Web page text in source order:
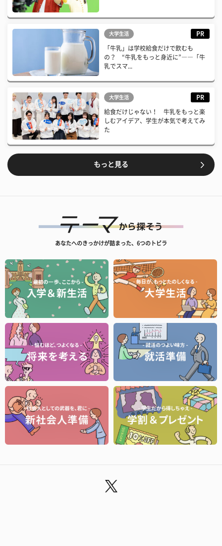
大学生活 PR
「牛乳」は学校給食だけで飲むも
の？ “牛乳をもっと身近に”――「牛
乳でスマ...
大学生活 PR
給食だけじゃない！ 牛乳をもっと楽
しむアイデア、学生が本気で考えてみ
た
もっと見る
あなたへのきっかけが詰まった、6つのトビラ